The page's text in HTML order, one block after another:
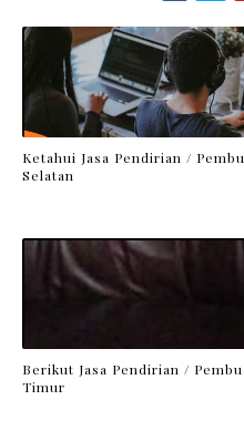
Ketahui Jasa Pendirian /
Selatan
Berikut Jasa Pendirian /
Timur